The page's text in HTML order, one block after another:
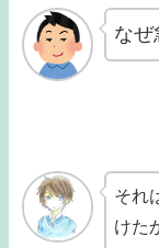
なぜ
それ
けた